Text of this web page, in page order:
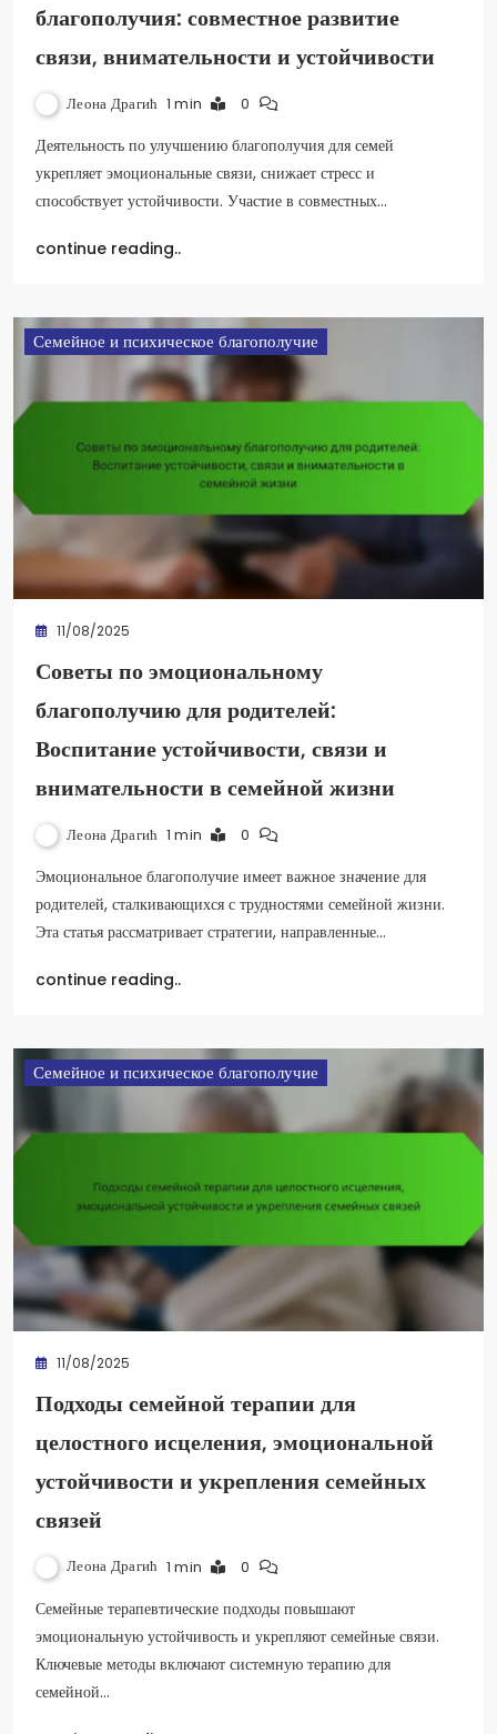
благополучия: совместное развитие
связи, внимательности и устойчивости
Леона Драгић 1 min 0
Деятельность по улучшению благополучия для семей
укрепляет эмоциональные связи, снижает стресс и
способствует устойчивости. Участие в совместных…
continue reading..
Семейное и психическое благополучие
11/08/2025
Советы по эмоциональному
благополучию для родителей:
Воспитание устойчивости, связи и
внимательности в семейной жизни
Леона Драгић 1 min 0
Эмоциональное благополучие имеет важное значение для
родителей, сталкивающихся с трудностями семейной жизни.
Эта статья рассматривает стратегии, направленные…
continue reading..
Семейное и психическое благополучие
11/08/2025
Подходы семейной терапии для
целостного исцеления, эмоциональной
устойчивости и укрепления семейных
связей
Леона Драгић 1 min 0
Семейные терапевтические подходы повышают
эмоциональную устойчивость и укрепляют семейные связи.
Ключевые методы включают системную терапию для
семейной…